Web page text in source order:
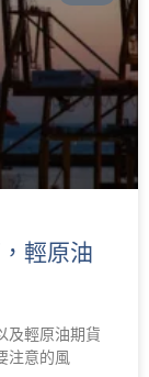
輕原油
及輕原油期貨
注意的風